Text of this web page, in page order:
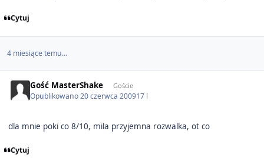
Cytuj
4 miesiące temu...
Gość MasterShake Goście
Opublikowano20 czerwca 200917 l
dla mnie poki co 8/10, mila przyjemna rozwalka, ot co
Cytuj